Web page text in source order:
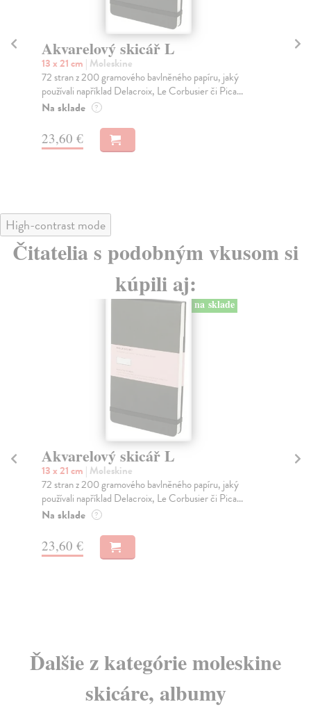
Akvarelový skicář L
13 x 21 cm | Moleskine
72 stran z 200 gramového bavlněného papíru, jaký
používali například Delacroix, Le Corbusier či Pica...
Na sklade ?
23,60 €
High-contrast mode
Čitatelia s podobným vkusom si
kúpili aj:
Akvarelový blok Moleskine
černý L
13 x 21 cm| Moleskine
Akvarelový blok v kartonových deskách, zadní strana
zpevněna. Blok obsahuje 20 stran z 300 gramového...
20,44 €
Ďalšie z kategórie moleskine
skicáre, albumy